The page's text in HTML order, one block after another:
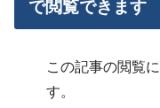
で閲覧できます
この記事の閲覧
す。